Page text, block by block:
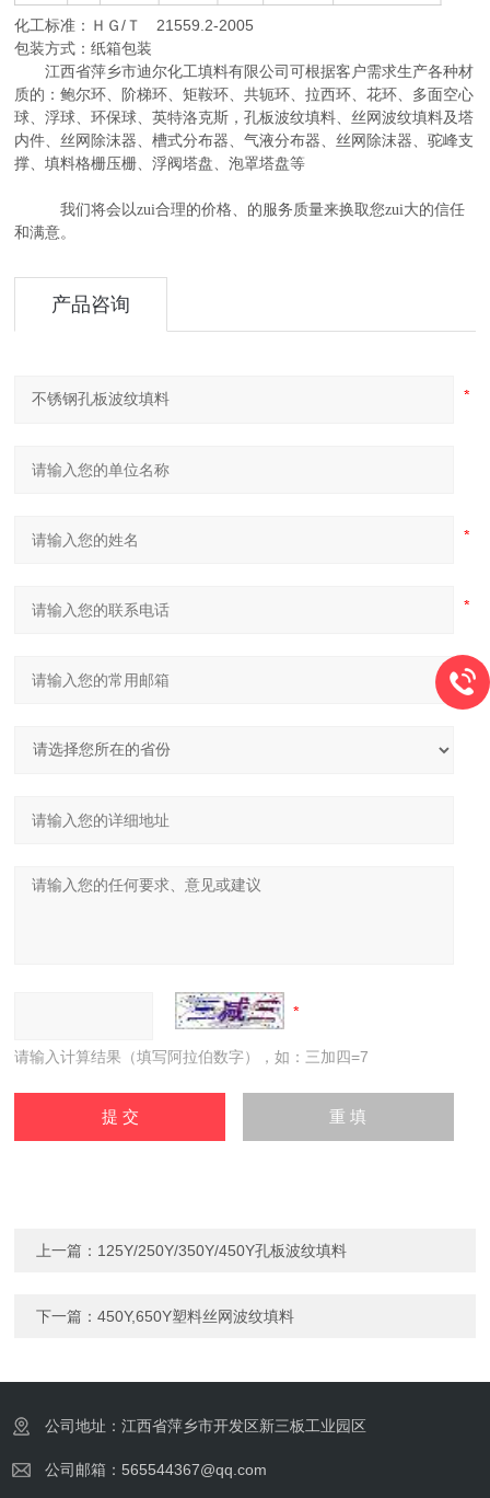
化工标准：ＨＧ/Ｔ 21559.2-2005
包装方式：纸箱包装
江西省萍乡市迪尔化工填料有限公司可根据客户需求生产各种材
质的：鲍尔环、阶梯环、矩鞍环、共轭环、拉西环、花环、多面空心
球、浮球、环保球、英特洛克斯，孔板波纹填料、丝网波纹填料及塔
内件、丝网除沫器、槽式分布器、气液分布器、丝网除沫器、驼峰支
撑、填料格栅压栅、浮阀塔盘、泡罩塔盘等
我们将会以zui合理的价格、的服务质量来换取您zui大的信任
和满意。
产品咨询
请输入计算结果（填写阿拉伯数字），如：三加四=7
上一篇： 125Y/250Y/350Y/450Y孔板波纹填料
下一篇：450Y,650Y塑料丝网波纹填料
公司地址：江西省萍乡市开发区新三板工业园区
公司邮箱：565544367@qq.com